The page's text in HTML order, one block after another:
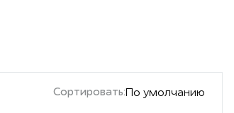
Сортировать: По умолчанию